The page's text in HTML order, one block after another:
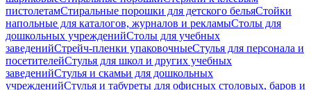
пистолетамСтиральные порошки для детского бельяСтойки
напольные для каталогов, журналов и рекламыСтолы для
дошкольных учрежденийСтолы для учебных
заведенийСтрейч-пленки упаковочныеСтулья для персонала и
посетителейСтулья для школ и других учебных
заведенийСтулья и скамьи для дошкольных
учрежденийСтулья и табуреты для офисных столовых, баров и